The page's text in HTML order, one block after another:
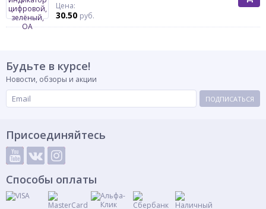
Цена:
30.50 руб.
Будьте в курсе!
Новости, обзоры и акции
ПОДПИСАТЬСЯ
Присоединяйтесь
Способы оплаты